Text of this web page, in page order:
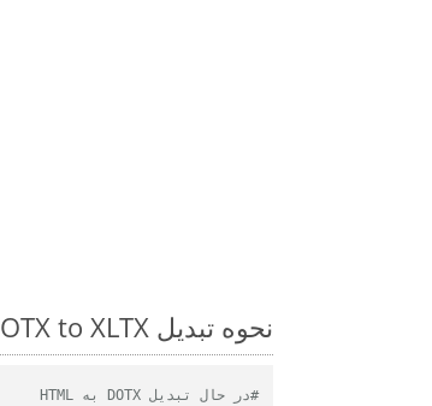
نحوه تبدیل DOTX to XLTX در Python: مثال کد گام به گام
#در حال تبدیل DOTX به HTML